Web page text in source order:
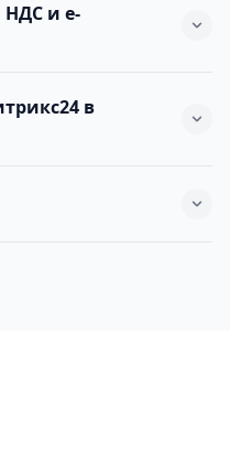
тарифах.
НДС и e-
в